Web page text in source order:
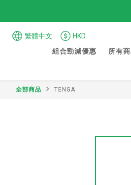
繁體中文
HKD
組合勁減優惠
所有
全部商品 TENGA